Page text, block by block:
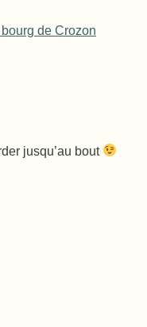
de Crozon
jusqu’au bout